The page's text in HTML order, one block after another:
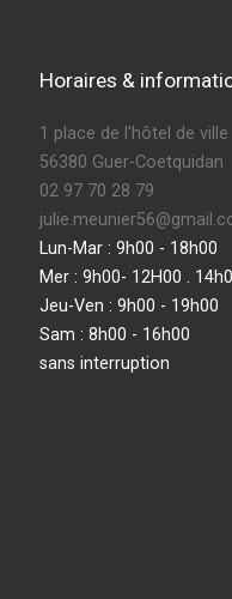
Horaires &
1 place de l'hôtel de ville
56380 Guer-Coetquidan
02 97 70 28 79
Lun-Mar : 9h00 - 18h00
Mer : 9h00- 12H00 .
Jeu-Ven : 9h00 - 19h00
Sam : 8h00 - 16h00
sans interruption